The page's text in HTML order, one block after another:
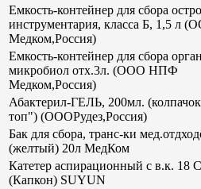
Емкость-контейнер для сбора
инструментария, класса Б, 1,5 л
Медком,Россия)
Емкость-контейнер для сбора
микробиол отх.3л. (ООО НПФ
Медком,Россия)
Абактерил-ГЕЛЬ, 200мл.
топ") (ОООРудез,Россия)
Бак для сбора, транс-ки
(желтый) 20л МедКом
Катетер аспирационный с в.к. 18
(Капкон) SUYUN